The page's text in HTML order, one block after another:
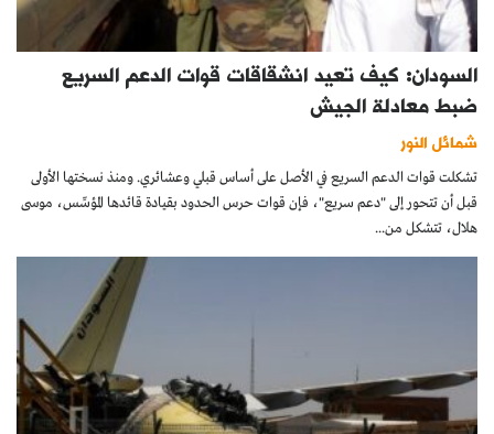
السودان: كيف تعيد انشقاقات قوات الدعم السريع
ضبط معادلة الجيش
شمائل النور
تشكلت قوات الدعم السريع في الأصل على أساس قبلي وعشائري. ومنذ نسختها الأولى
قبل أن تتحور إلى "دعم سريع"، فإن قوات حرس الحدود بقيادة قائدها المؤسِّس، موسى
هلال، تتشكل من...